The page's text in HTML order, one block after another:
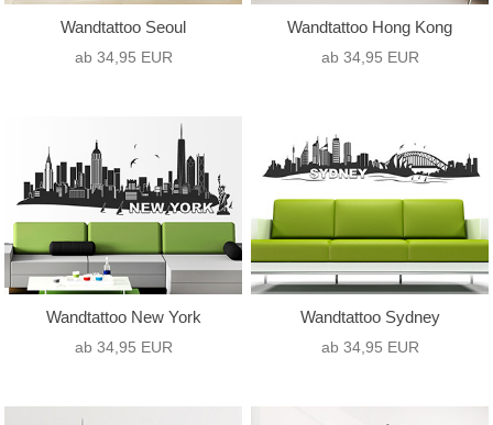
Wandtattoo Seoul
ab 34,95 EUR
Wandtattoo Hong Kong
ab 34,95 EUR
Wandtattoo New York
ab 34,95 EUR
Wandtattoo Sydney
ab 34,95 EUR